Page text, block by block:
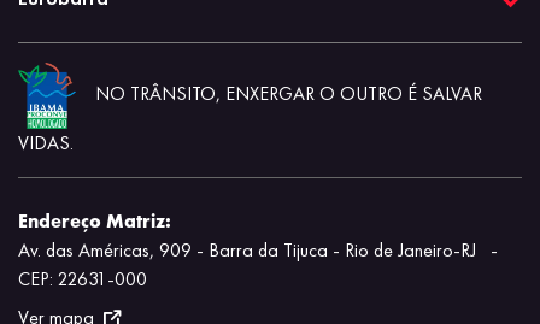
NO TRÂNSITO, ENXERGAR O OUTRO É SALVAR
VIDAS.
Endereço Matriz:
Av. das Américas, 909 - Barra da Tijuca - Rio de Janeiro-RJ
-
CEP: 22631-000
Ver mapa